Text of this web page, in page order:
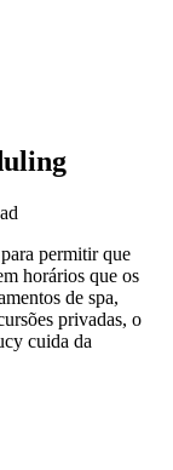
permitir que
horários que os
de spa,
privadas, o
cuida da